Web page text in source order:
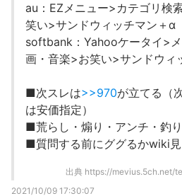
au：EZメニュー>カテゴリ検
笑い>サンドウィッチマン＋α
softbank：Yahooケータイ>
画・音楽>お笑い>サンドウィ
■次スレは>>970が立てる（
は安価指定）
■荒らし・煽り・アンチ・釣
■質問する前にググるかwiki見
出典 https://mevius.5ch.net/
2021/10/09 17:30:07